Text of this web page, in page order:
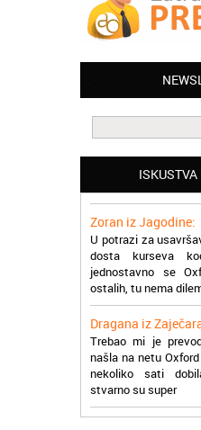
Jelena iz Niša:
Mogu da
profesionalni i
Zahvaljujuću
zaposlila, hvala
Zoran iz Jagodine:
dosta kurseva
jednostavno se
ostalih, tu nema
Dragana iz
našla na netu
nekoliko sati
stvarno su super
Petar iz Paraćina:
Završio kurs za